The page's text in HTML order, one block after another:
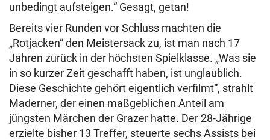
unbedingt aufsteigen.“ Gesagt, getan!
Bereits vier Runden vor Schluss machten die
„Rotjacken“ den Meistersack zu, ist man nach 17
Jahren zurück in der höchsten Spielklasse. „Was sie
in so kurzer Zeit geschafft haben, ist unglaublich.
Diese Geschichte gehört eigentlich verfilmt“, strahlt
Maderner, der einen maßgeblichen Anteil am
jüngsten Märchen der Grazer hatte. Der 28-Jährige
erzielte bisher 13 Treffer, steuerte sechs Assists bei